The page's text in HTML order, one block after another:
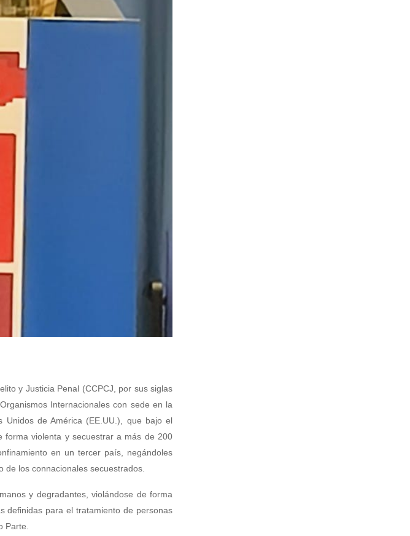
y Justicia Penal (CCPCJ, por sus siglas
Internacionales con sede en la
Unidos de América (EE.UU.), que bajo el
forma violenta y secuestrar a más de 200
en un tercer país, negándoles
los connacionales secuestrados.
y degradantes, violándose de forma
definidas para el tratamiento de personas
Parte.